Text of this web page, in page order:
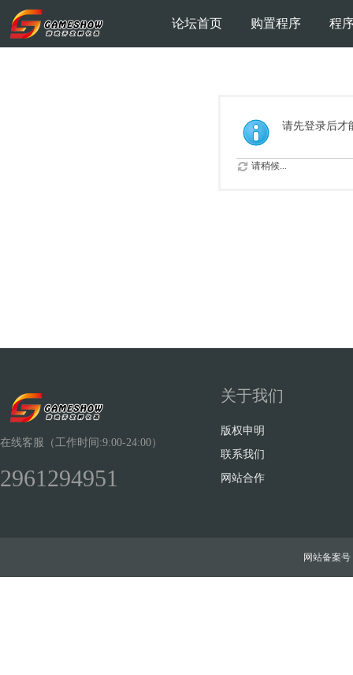
论坛首页 购置程序 程
请先登录后才
请稍候...
在线客服（工作时间:9:00-24:00）
2961294951
关于我们
版权申明
联系我们
网站合作
网站备案号